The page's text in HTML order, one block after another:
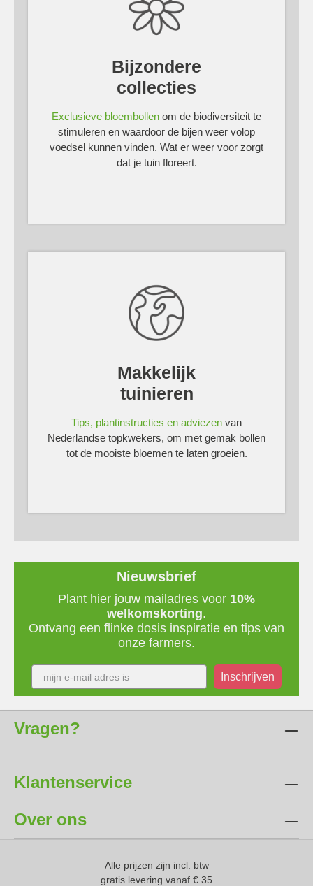
Bijzondere
collecties
Exclusieve bloembollen om de biodiversiteit te
stimuleren en waardoor de bijen weer volop
voedsel kunnen vinden. Wat er weer voor zorgt
dat je tuin floreert.
Makkelijk
tuinieren
Tips, plantinstructies en adviezen van
Nederlandse topkwekers, om met gemak bollen
tot de mooiste bloemen te laten groeien.
Nieuwsbrief
Plant hier jouw mailadres voor 10%
welkomskorting.
Ontvang een flinke dosis inspiratie en tips van
onze farmers.
Inschrijven
Vragen?
Klantenservice
Over ons
Alle prijzen zijn incl. btw
gratis levering vanaf € 35